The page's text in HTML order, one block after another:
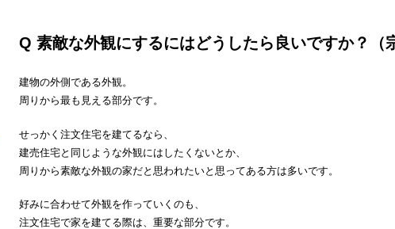
Q 素敵な外観にするにはどうしたら良いですか？（
建物の外側である外観。
周りから最も見える部分です。
せっかく注文住宅を建てるなら、
建売住宅と同じような外観にはしたくないとか、
周りから素敵な外観の家だと思われたいと思ってある方は多いです。
好みに合わせて外観を作っていくのも、
注文住宅で家を建てる際は、重要な部分です。